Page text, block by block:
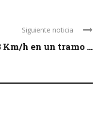
Siguiente noticia
Km/h en un tramo ...